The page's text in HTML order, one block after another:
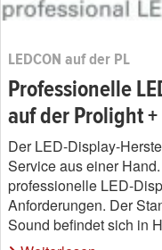
LEDCON auf der PL
Professionelle
auf der Prolight +
Der LED-Display-
Service aus einer
professionelle LED-
Anforderungen. Der
Sound befindet sich in